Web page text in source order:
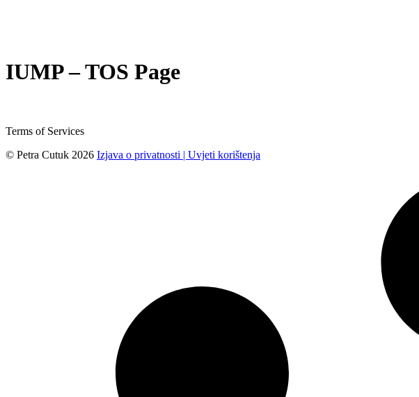
IUMP – TOS Page
Terms of Services
© Petra Cutuk 2026 Izjava o privatnosti | Uvjeti korištenja